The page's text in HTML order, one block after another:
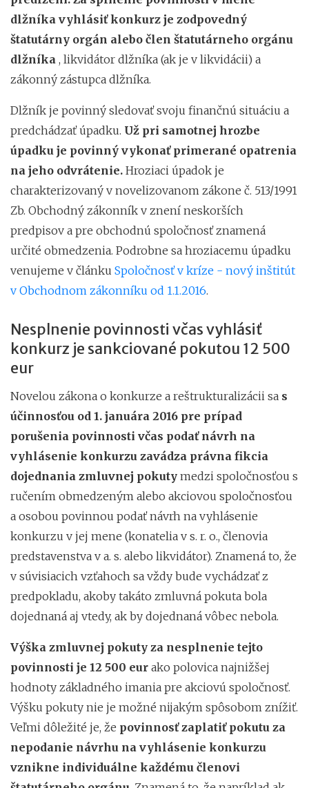
dlžníka vyhlásiť konkurz je zodpovedný
štatutárny orgán alebo člen štatutárneho orgánu
dlžníka , likvidátor dlžníka (ak je v likvidácii) a
zákonný zástupca dlžníka.
Dlžník je povinný sledovať svoju finančnú situáciu a
predchádzať úpadku. Už pri samotnej hrozbe
úpadku je povinný vykonať primerané opatrenia
na jeho odvrátenie. Hroziaci úpadok je
charakterizovaný v novelizovanom zákone č. 513/1991
Zb. Obchodný zákonník v znení neskorších
predpisov a pre obchodnú spoločnosť znamená
určité obmedzenia. Podrobne sa hroziacemu úpadku
venujeme v článku Spoločnosť v kríze - nový inštitút
v Obchodnom zákonníku od 1.1.2016.
Nesplnenie povinnosti včas vyhlásiť
konkurz je sankciované pokutou 12 500
eur
Novelou zákona o konkurze a reštrukturalizácii sa s
účinnosťou od 1. januára 2016 pre prípad
porušenia povinnosti včas podať návrh na
vyhlásenie konkurzu zavádza právna fikcia
dojednania zmluvnej pokuty medzi spoločnosťou s
ručením obmedzeným alebo akciovou spoločnosťou
a osobou povinnou podať návrh na vyhlásenie
konkurzu v jej mene (konatelia v s. r. o., členovia
predstavenstva v a. s. alebo likvidátor). Znamená to, že
v súvisiacich vzťahoch sa vždy bude vychádzať z
predpokladu, akoby takáto zmluvná pokuta bola
dojednaná aj vtedy, ak by dojednaná vôbec nebola.
Výška zmluvnej pokuty za nesplnenie tejto
povinnosti je 12 500 eur ako polovica najnižšej
hodnoty základného imania pre akciovú spoločnosť.
Výšku pokuty nie je možné nijakým spôsobom znížiť.
Veľmi dôležité je, že povinnosť zaplatiť pokutu za
nepodanie návrhu na vyhlásenie konkurzu
vznikne individuálne každému členovi